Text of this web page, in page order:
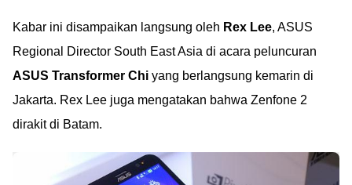
Kabar ini disampaikan langsung oleh Rex Lee, ASUS
Regional Director South East Asia di acara peluncuran
ASUS Transformer Chi yang berlangsung kemarin di
Jakarta. Rex Lee juga mengatakan bahwa Zenfone 2
dirakit di Batam.